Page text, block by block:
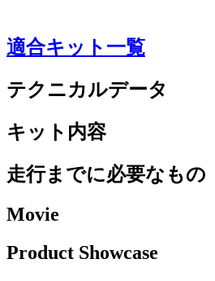
適合キット一覧
テクニカルデータ
キット内容
走行までに必要なもの
Movie
Product Showcase